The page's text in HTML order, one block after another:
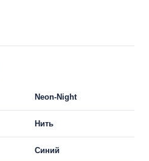
Neon-Night
Нить
Синий